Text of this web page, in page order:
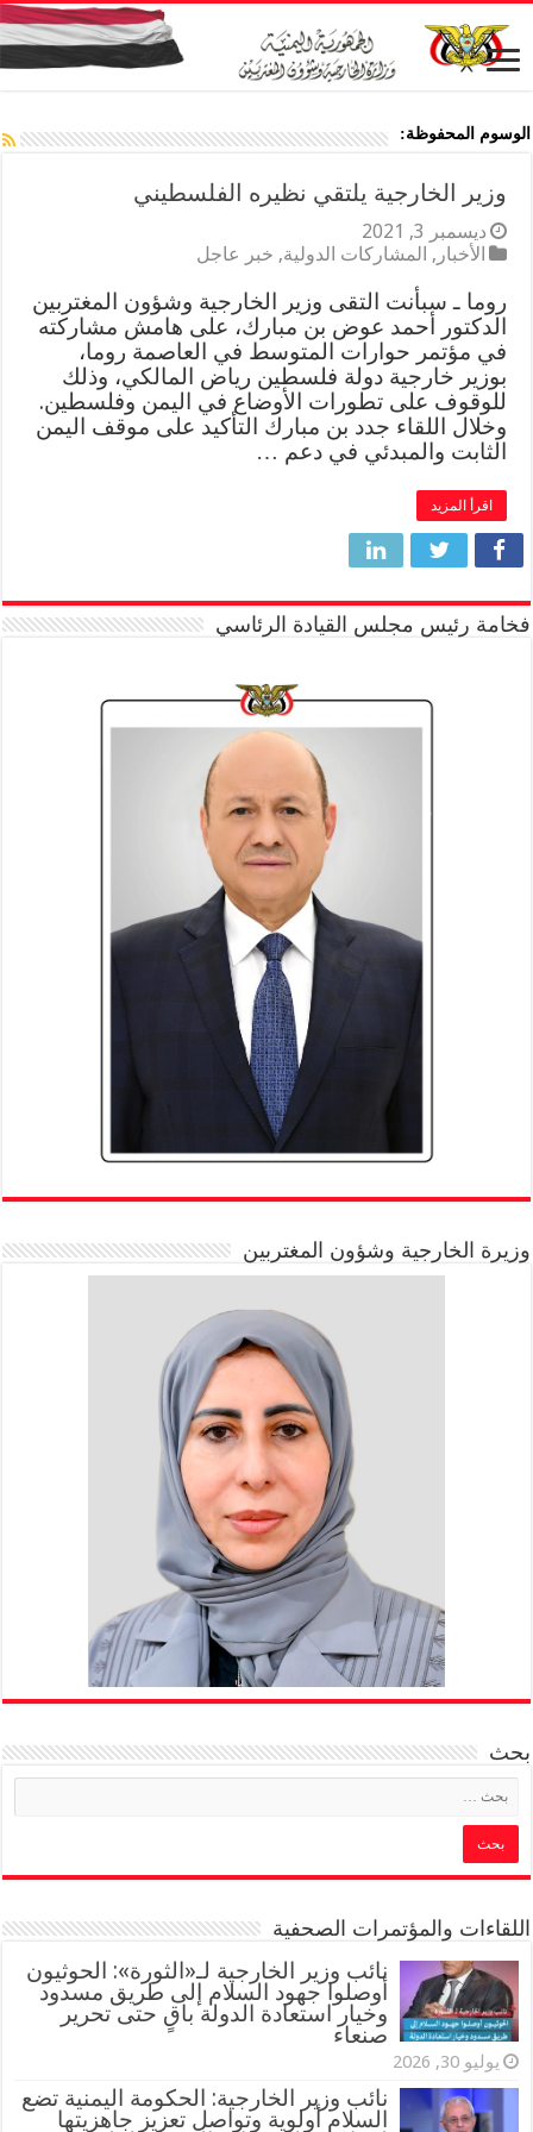
الوسوم المحفوظة:
وزير الخارجية يلتقي نظيره الفلسطيني
ديسمبر 3, 2021
الأخبار , المشاركات الدولية, خبر عاجل
روما ـ سبأنت التقى وزير الخارجية وشؤون المغتربين
الدكتور أحمد عوض بن مبارك، على هامش مشاركته
في مؤتمر حوارات المتوسط في العاصمة روما،
بوزير خارجية دولة فلسطين رياض المالكي، وذلك
للوقوف على تطورات الأوضاع في اليمن وفلسطين.
وخلال اللقاء جدد بن مبارك التأكيد على موقف اليمن
الثابت والمبدئي في دعم …
اقرأ المزيد
فخامة رئيس مجلس القيادة الرئاسي
وزيرة الخارجية وشؤون المغتربين
بحث
اللقاءات والمؤتمرات الصحفية
‏نائب وزير الخارجية لـ«الثورة»: الحوثيون
أوصلوا جهود السلام إلى طريق مسدود
وخيار استعادة الدولة باقٍ حتى تحرير
صنعاء
يوليو 30, 2026
نائب وزير الخارجية: الحكومة اليمنية تضع
السلام أولوية وتواصل تعزيز جاهزيتها